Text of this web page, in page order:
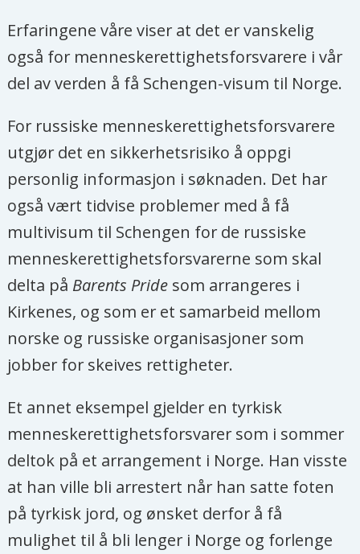
Erfaringene våre viser at det er vanskelig
også for menneskerettighetsforsvarere i vår
del av verden å få Schengen-visum til Norge.
For russiske menneskerettighetsforsvarere
utgjør det en sikkerhetsrisiko å oppgi
personlig informasjon i søknaden. Det har
også vært tidvise problemer med å få
multivisum til Schengen for de russiske
menneskerettighetsforsvarerne som skal
delta på Barents Pride som arrangeres i
Kirkenes, og som er et samarbeid mellom
norske og russiske organisasjoner som
jobber for skeives rettigheter.
Et annet eksempel gjelder en tyrkisk
menneskerettighetsforsvarer som i sommer
deltok på et arrangement i Norge. Han visste
at han ville bli arrestert når han satte foten
på tyrkisk jord, og ønsket derfor å få
mulighet til å bli lenger i Norge og forlenge